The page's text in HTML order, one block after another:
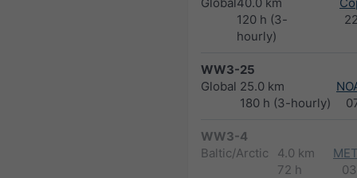
120 h (3-
hourly)
WW3-25
Global 25.0 km
180 h (3-hourly)
WW3-4
Baltic/Arctic
4.0 km
72 h